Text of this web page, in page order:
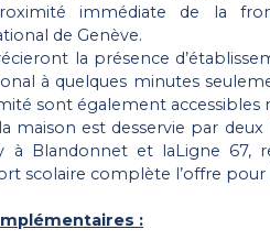
immédiate de la
de Genève.
la présence
à quelques minutes
sont également accessibles
maison est desservie par
à Blandonnet et laLigne 67,
scolaire complète l’offre pour
: